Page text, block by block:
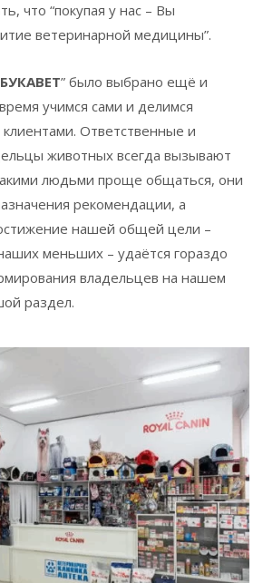
что “покупая у нас – Вы
ветеринарной медицины”.
” было выбрано ещё и
учимся сами и делимся
Ответственные и
животных всегда вызывают
людьми проще общаться, они
рекомендации, а
нашей общей цели –
меньших – удаётся гораздо
владельцев на нашем
раздел.